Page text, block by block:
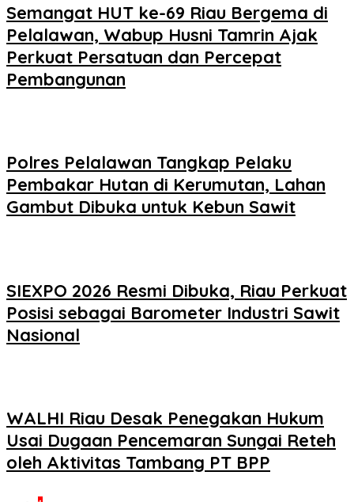
Semangat HUT ke-69 Riau Bergema di
Pelalawan, Wabup Husni Tamrin Ajak
Perkuat Persatuan dan Percepat
Pembangunan
Polres Pelalawan Tangkap Pelaku
Pembakar Hutan di Kerumutan, Lahan
Gambut Dibuka untuk Kebun Sawit
SIEXPO 2026 Resmi Dibuka, Riau Perkuat
Posisi sebagai Barometer Industri Sawit
Nasional
WALHI Riau Desak Penegakan Hukum
Usai Dugaan Pencemaran Sungai Reteh
oleh Aktivitas Tambang PT BPP